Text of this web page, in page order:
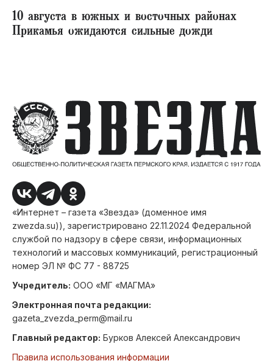
10 августа в южных и восточных районах
Прикамья ожидаются сильные дожди
«Интернет – газета «Звезда» (доменное имя
zwezda.su)), зарегистрировано 22.11.2024 Федеральной
службой по надзору в сфере связи, информационных
технологий и массовых коммуникаций, регистрационный
номер ЭЛ № ФС 77 - 88725
Учредитель: ООО «МГ «МАГМА»
Электронная почта редакции:
gazeta_zvezda_perm@mail.ru
Главный редактор: Бурков Алексей Александрович
Правила использования информации